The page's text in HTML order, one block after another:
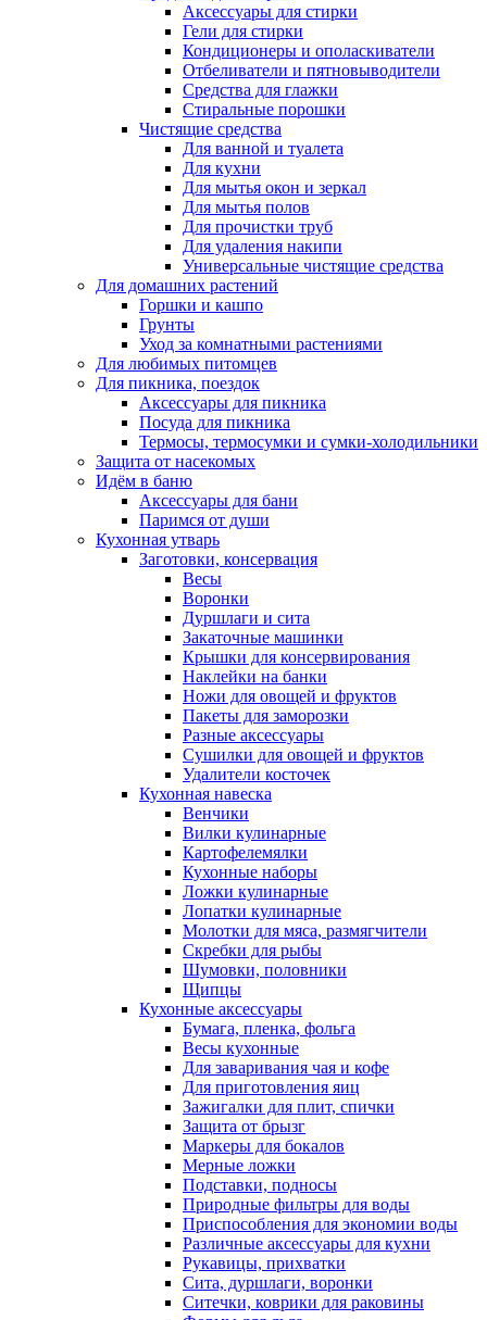
Аксессуары для стирки
Гели для стирки
Кондиционеры и ополаскиватели
Отбеливатели и пятновыводители
Средства для глажки
Стиральные порошки
Чистящие средства
Для ванной и туалета
Для кухни
Для мытья окон и зеркал
Для мытья полов
Для прочистки труб
Для удаления накипи
Универсальные чистящие средства
Для домашних растений
Горшки и кашпо
Грунты
Уход за комнатными растениями
Для любимых питомцев
Для пикника, поездок
Аксессуары для пикника
Посуда для пикника
Термосы, термосумки и сумки-холодильники
Защита от насекомых
Идём в баню
Аксессуары для бани
Паримся от души
Кухонная утварь
Заготовки, консервация
Весы
Воронки
Дуршлаги и сита
Закаточные машинки
Крышки для консервирования
Наклейки на банки
Ножи для овощей и фруктов
Пакеты для заморозки
Разные аксессуары
Сушилки для овощей и фруктов
Удалители косточек
Кухонная навеска
Венчики
Вилки кулинарные
Картофелемялки
Кухонные наборы
Ложки кулинарные
Лопатки кулинарные
Молотки для мяса, размягчители
Скребки для рыбы
Шумовки, половники
Щипцы
Кухонные аксессуары
Бумага, пленка, фольга
Весы кухонные
Для заваривания чая и кофе
Для приготовления яиц
Зажигалки для плит, спички
Защита от брызг
Маркеры для бокалов
Мерные ложки
Подставки, подносы
Природные фильтры для воды
Приспособления для экономии воды
Различные аксессуары для кухни
Рукавицы, прихватки
Сита, дуршлаги, воронки
Ситечки, коврики для раковины